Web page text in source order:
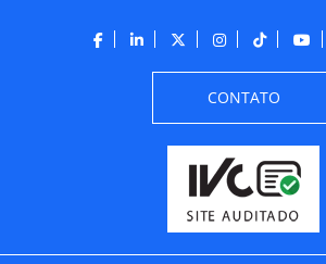
CONTATO